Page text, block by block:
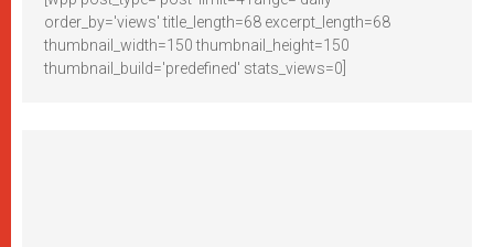
order_by='views' title_length=68 excerpt_length=68
thumbnail_width=150 thumbnail_height=150
thumbnail_build='predefined' stats_views=0]